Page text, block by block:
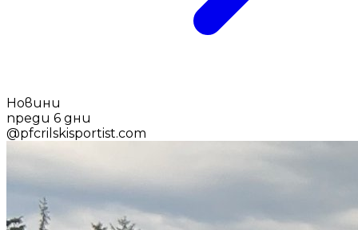
Новини
преди 6 дни
@pfcrilskisportist.com